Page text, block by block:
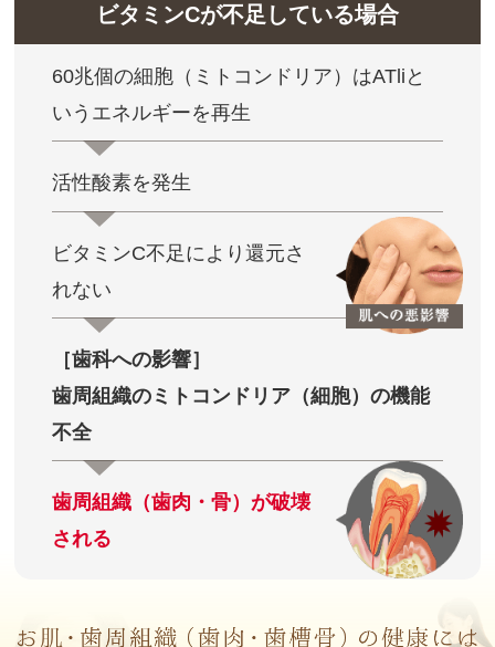
ビタミンCが不足している場合
60兆個の細胞（ミトコンドリア）はATliと
いうエネルギーを再生
活性酸素を発生
ビタミンC不足により還元さ
れない
［歯科への影響］
歯周組織のミトコンドリア（細胞）の機能
不全
歯周組織（歯肉・骨）が破壊
される